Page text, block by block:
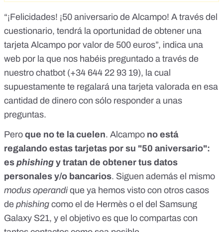
“¡Felicidades! ¡50 aniversario de Alcampo! A través del
cuestionario, tendrá la oportunidad de obtener una
tarjeta Alcampo por valor de 500 euros”, indica una
web por la que nos habéis preguntado a través de
nuestro chatbot (+34 644 22 93 19), la cual
supuestamente te regalará una tarjeta valorada en esa
cantidad de dinero con sólo responder a unas
preguntas.
Pero que no te la cuelen. Alcampo no está
regalando estas tarjetas por su "50 aniversario":
es phishing y tratan de obtener tus datos
personales y/o bancarios. Siguen además el mismo
modus operandique ya hemos visto con otros casos
de phishing como el de Hermès o el del Samsung
Galaxy S21, y el objetivo es que lo compartas con